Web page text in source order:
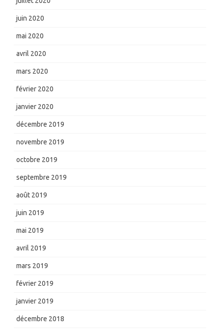
juin 2020
mai 2020
avril 2020
mars 2020
février 2020
janvier 2020
décembre 2019
novembre 2019
octobre 2019
septembre 2019
août 2019
juin 2019
mai 2019
avril 2019
mars 2019
février 2019
janvier 2019
décembre 2018